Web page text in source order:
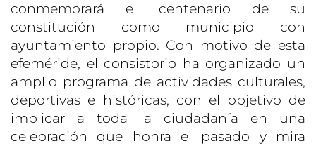
conmemorará el centenario de su
constitución como municipio con
ayuntamiento propio. Con motivo de esta
efeméride, el consistorio ha organizado un
amplio programa de actividades culturales,
deportivas e históricas, con el objetivo de
implicar a toda la ciudadanía en una
celebración que honra el pasado y mira